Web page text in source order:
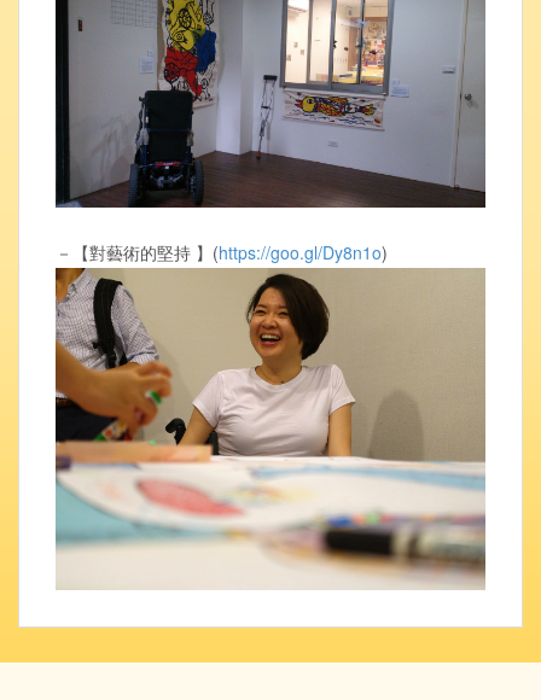
－【對藝術的堅持 】(https://goo.gl/Dy8n1o)